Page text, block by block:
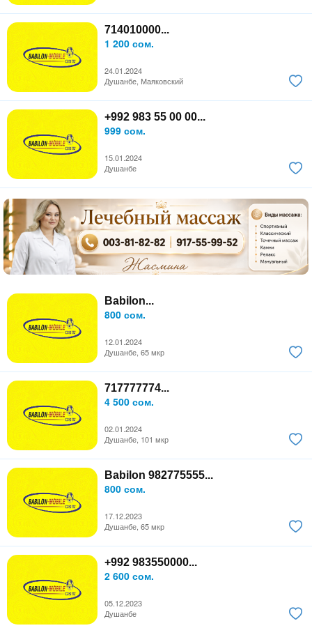
714010000...
1 200 сом.
24.01.2024
Душанбе, Маяковский
+992 983 55 00 00...
999 сом.
15.01.2024
Душанбе
Babilon...
800 сом.
12.01.2024
Душанбе, 65 мкр
717777774...
4 500 сом.
02.01.2024
Душанбе, 101 мкр
Babilon 982775555...
800 сом.
17.12.2023
Душанбе, 65 мкр
+992 983550000...
2 600 сом.
05.12.2023
Душанбе